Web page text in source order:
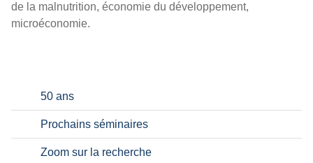
de la malnutrition, économie du développement,
microéconomie.
50 ans
Prochains séminaires
Zoom sur la recherche